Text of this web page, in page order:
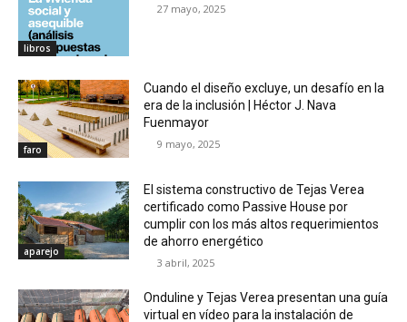
libros
27 mayo, 2025
faro
Cuando el diseño excluye, un desafío en la
era de la inclusión | Héctor J. Nava
Fuenmayor
9 mayo, 2025
aparejo
El sistema constructivo de Tejas Verea
certificado como Passive House por
cumplir con los más altos requerimientos
de ahorro energético
3 abril, 2025
Onduline y Tejas Verea presentan una guía
virtual en vídeo para la instalación de